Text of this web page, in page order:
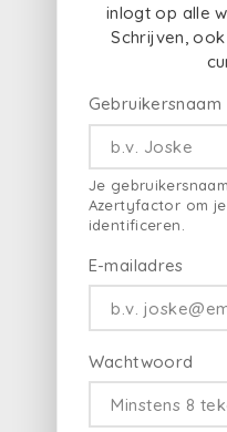
inlogt op alle
Schrijven,
Gebruikersnaam
Je
Azertyfactor om
identificeren.
E-mailadres
Wachtwoord